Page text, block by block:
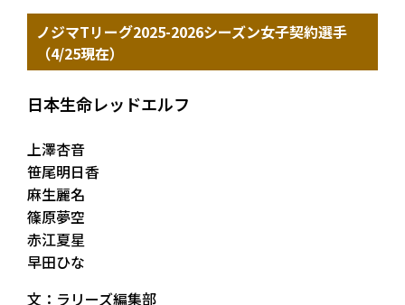
ノジマTリーグ2025-2026シーズン女子契約選手
（4/25現在）
日本生命レッドエルフ
上澤杏音
笹尾明日香
麻生麗名
篠原夢空
赤江夏星
早田ひな
文：ラリーズ編集部